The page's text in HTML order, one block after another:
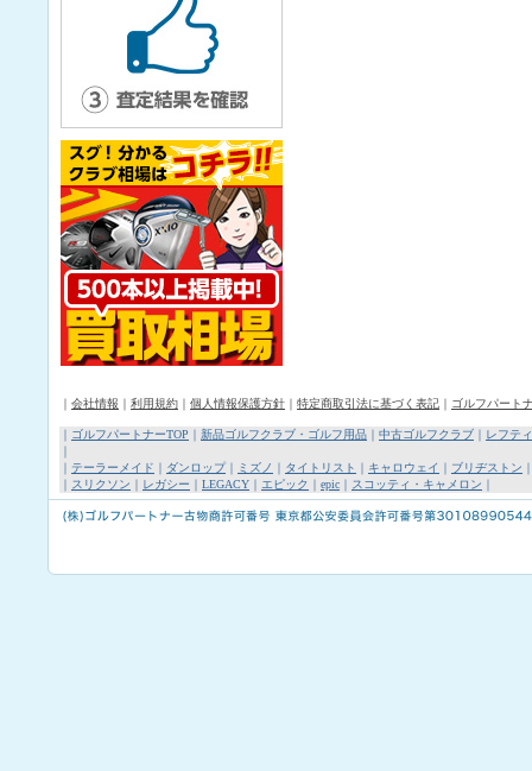
｜ 会社情報 ｜ 利用規約 ｜ 個人情報保護方針 ｜ 特定商取引法に基づく表記 ｜ ゴルフパート
｜ ゴルフパートナーTOP ｜ 新品ゴルフクラブ・ゴルフ用品 ｜ 中古ゴルフクラブ ｜ レフテ
｜
｜ テーラーメイド ｜ ダンロップ｜ ミズノ ｜ タイトリスト ｜ キャロウェイ ｜ ブリヂストン
｜ スリクソン ｜ レガシー ｜ LEGACY ｜ エピック ｜ epic ｜ スコッティ・キャメロン ｜